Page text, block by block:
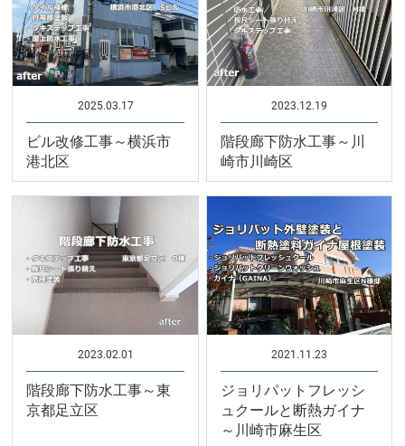
2025.03.17
ビル改修工事～横浜市
港北区
2023.12.19
階段廊下防水工事～川
崎市川崎区
2023.02.01
階段廊下防水工事～東
京都足立区
2021.11.23
ジョリパットフレッシ
ュクールと断熱ガイナ
～川崎市麻生区